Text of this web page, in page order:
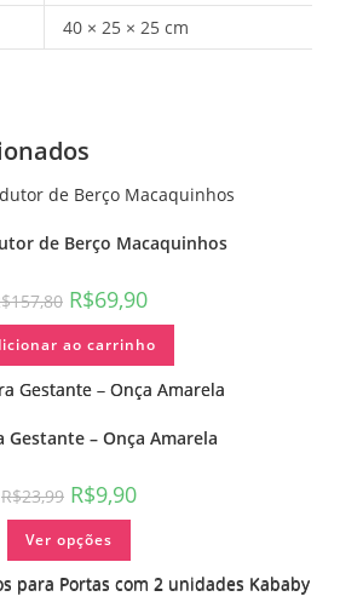
40 × 25 × 25 cm
de Berço Macaquinhos
157,80 R$69,90
ao carrinho
Gestante – Onça Amarela
R$23,99 R$9,90
Ver opções